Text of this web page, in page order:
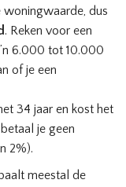
woningwaarde, dus
. Reken voor een
6.000 tot 10.000
of je een
34 jaar en kost het
je geen
2%).
meestal de